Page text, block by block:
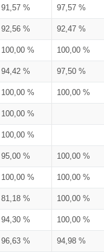
91,57 % 97,57 %
92,56 % 92,47 %
100,00 % 100,00 %
94,42 % 97,50 %
100,00 % 100,00 %
100,00 %
100,00 %
95,00 % 100,00 %
100,00 % 100,00 %
81,18 % 100,00 %
94,30 % 100,00 %
96,63 % 94,98 %